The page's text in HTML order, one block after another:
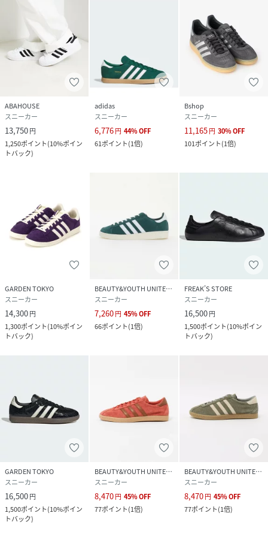
原産国
素材 甲：天然皮革/合成皮革 底：ゴム底
26、27、28
品番
NR0143_04500055601
04500055601-7I-44 NR0143)
ABAHOUSE
スニーカー
13,750円
1,250ポイント(10%ポイン
トバック)
adidas
スニーカー
6,776円 44%OFF
61ポイント(1倍)
Bshop
スニーカー
11,165円 30%OFF
101ポイント(1倍)
GARDEN TOKYO
スニーカー
14,300円
1,300ポイント(10%ポイン
トバック)
BEAUTY&YOUTH UNITED ARROWS
スニーカー
7,260円 45%OFF
66ポイント(1倍)
FREAK’S STORE
スニーカー
16,500円
1,500ポイント(10%ポイン
トバック)
GARDEN TOKYO
スニーカー
16,500円
1,500ポイント(10%ポイン
トバック)
BEAUTY&YOUTH UNITED ARROWS
スニーカー
8,470円 45%OFF
77ポイント(1倍)
BEAUTY&YOUTH UNITED ARROWS
スニーカー
8,470円 45%OFF
77ポイント(1倍)